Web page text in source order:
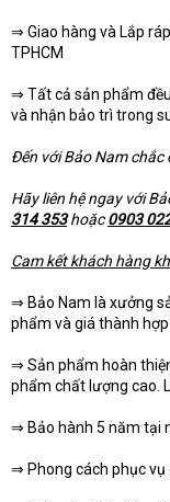
⇒ Giao hàng và Lắp ráp
TPHCM
⇒ Tất cả sản phẩm
và nhận bảo trì trong
Đến với Bảo Nam chắc
Hãy liên hệ ngay với
314 353hoặc0903
Cam kết khách hàng
⇒ Bảo Nam là xưởng
phẩm và giá thành
⇒ Sản phẩm hoàn
phẩm chất lượng cao.
⇒ Bảo hành 5 năm tại
⇒ Phong cách phục vụ